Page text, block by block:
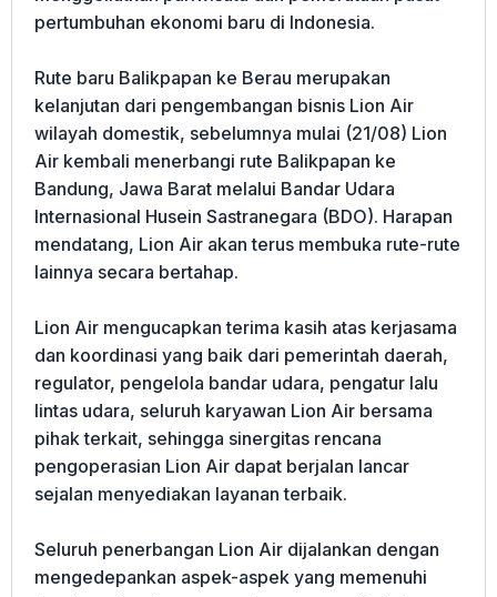
pertumbuhan ekonomi baru di Indonesia.
Rute baru Balikpapan ke Berau merupakan
kelanjutan dari pengembangan bisnis Lion Air
wilayah domestik, sebelumnya mulai (21/08) Lion
Air kembali menerbangi rute Balikpapan ke
Bandung, Jawa Barat melalui Bandar Udara
Internasional Husein Sastranegara (BDO). Harapan
mendatang, Lion Air akan terus membuka rute-rute
lainnya secara bertahap.
Lion Air mengucapkan terima kasih atas kerjasama
dan koordinasi yang baik dari pemerintah daerah,
regulator, pengelola bandar udara, pengatur lalu
lintas udara, seluruh karyawan Lion Air bersama
pihak terkait, sehingga sinergitas rencana
pengoperasian Lion Air dapat berjalan lancar
sejalan menyediakan layanan terbaik.
Seluruh penerbangan Lion Air dijalankan dengan
mengedepankan aspek-aspek yang memenuhi